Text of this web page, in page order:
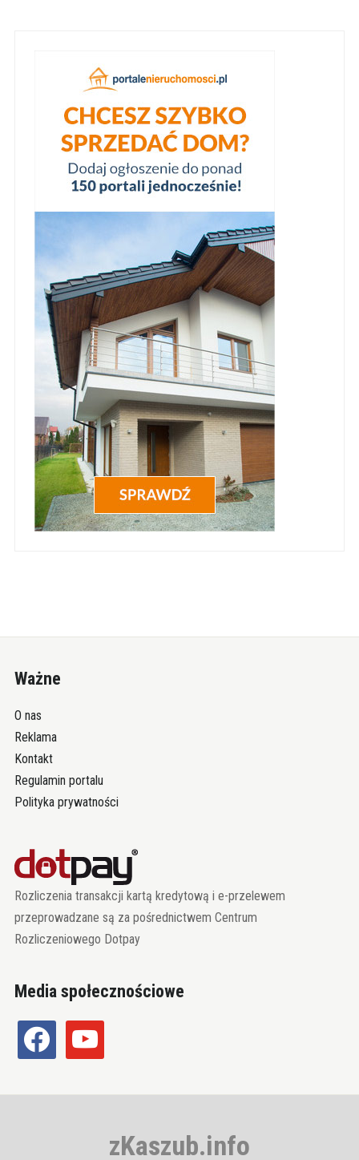
Ważne
O nas
Reklama
Kontakt
Regulamin portalu
Polityka prywatności
Rozliczenia transakcji kartą kredytową i e-przelewem
przeprowadzane są za pośrednictwem Centrum
Rozliczeniowego Dotpay
Media społecznościowe
facebook youtube
zKaszub.info